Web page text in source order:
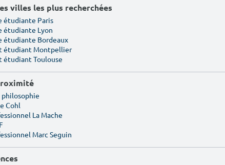
villes les plus recherchées
étudiante Paris
étudiante Lyon
étudiante Bordeaux
étudiant Montpellier
étudiant Toulouse
philosophie
Cohl
La Mache
Marc Seguin